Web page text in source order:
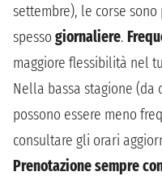
settembre), le corse
spesso giornaliere.
maggiore flessibilità nel
Nella bassa stagione (da
possono essere meno
consultare gli orari
Prenotazione sempre